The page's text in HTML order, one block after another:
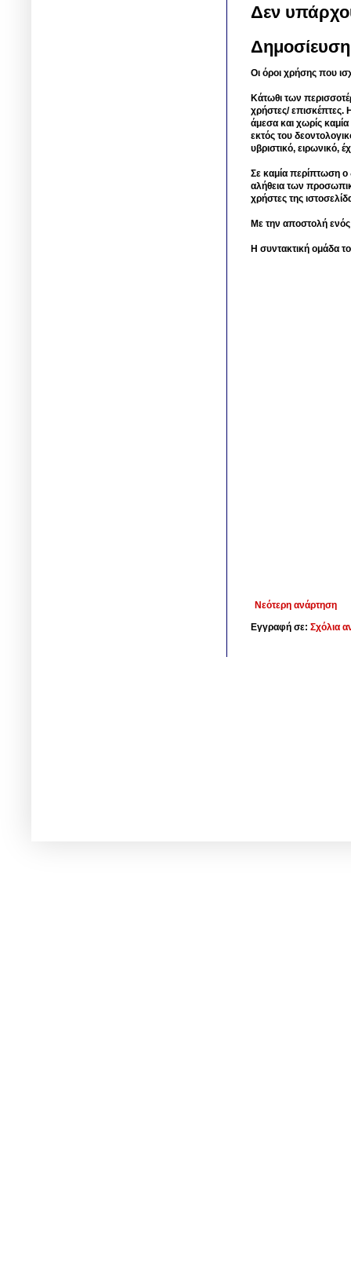
Δεν
Οι όροι χρήσης που
Κάτωθι των
χρήστες/ επισκέπτες.
άμεσα και χωρίς
εκτός του
υβριστικό, ειρωνικό,
Σε καμία περίπτωση ο
αλήθεια των
χρήστες της
Με την αποστολή
Η συντακτική ομάδα
Νεότερη ανάρτηση
Εγγραφή σε: Σχόλια